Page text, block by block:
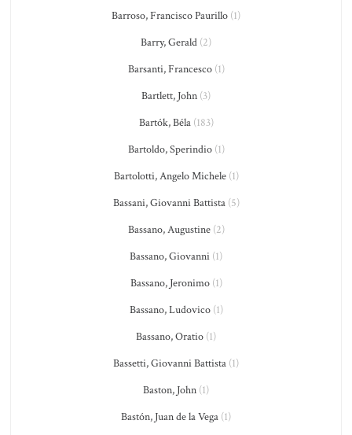
Barroso, Francisco Paurillo (1)
Barry, Gerald (2)
Barsanti, Francesco(1)
Bartlett, John (3)
Bartók, Béla(183)
Bartoldo, Sperindio(1)
Bartolotti, Angelo Michele(1)
Bassani, Giovanni Battista(5)
Bassano, Augustine(2)
Bassano, Giovanni (1)
Bassano, Jeronimo(1)
Bassano, Ludovico(1)
Bassano, Oratio (1)
Bassetti, Giovanni Battista (1)
Baston, John (1)
Bastón, Juan de la Vega (1)